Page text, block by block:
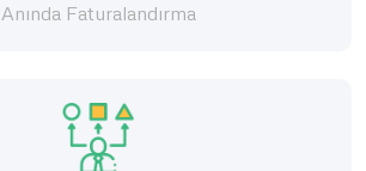
Anında Faturalandırma